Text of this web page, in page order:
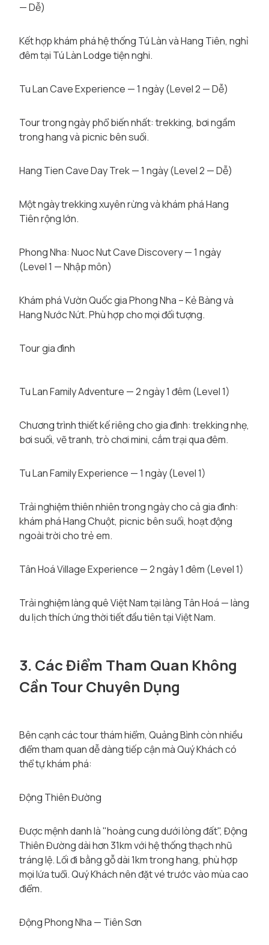
— Dễ)
Kết hợp khám phá hệ thống Tú Làn và Hang Tiên, nghỉ
đêm tại Tú Làn Lodge tiện nghi.
Tu Lan Cave Experience — 1 ngày (Level 2 — Dễ)
Tour trong ngày phổ biến nhất: trekking, bơi ngầm
trong hang và picnic bên suối.
Hang Tien Cave Day Trek — 1 ngày (Level 2 — Dễ)
Một ngày trekking xuyên rừng và khám phá Hang
Tiên rộng lớn.
Phong Nha: Nuoc Nut Cave Discovery — 1 ngày
(Level 1 — Nhập môn)
Khám phá Vườn Quốc gia Phong Nha – Kẻ Bàng và
Hang Nước Nứt. Phù hợp cho mọi đối tượng.
Tour gia đình
Tu Lan Family Adventure — 2 ngày 1 đêm (Level 1)
Chương trình thiết kế riêng cho gia đình: trekking nhẹ,
bơi suối, vẽ tranh, trò chơi mini, cắm trại qua đêm.
Tu Lan Family Experience — 1 ngày (Level 1)
Trải nghiệm thiên nhiên trong ngày cho cả gia đình:
khám phá Hang Chuột, picnic bên suối, hoạt động
ngoài trời cho trẻ em.
Tân Hoá Village Experience — 2 ngày 1 đêm (Level 1)
Trải nghiệm làng quê Việt Nam tại làng Tân Hoá — làng
du lịch thích ứng thời tiết đầu tiên tại Việt Nam.
3. Các Điểm Tham Quan Không
Cần Tour Chuyên Dụng
Bên cạnh các tour thám hiểm, Quảng Bình còn nhiều
điểm tham quan dễ dàng tiếp cận mà Quý Khách có
thể tự khám phá:
Động Thiên Đường
Được mệnh danh là "hoàng cung dưới lòng đất", Động
Thiên Đường dài hơn 31km với hệ thống thạch nhũ
tráng lệ. Lối đi bằng gỗ dài 1km trong hang, phù hợp
mọi lứa tuổi. Quý Khách nên đặt vé trước vào mùa cao
điểm.
Động Phong Nha — Tiên Sơn